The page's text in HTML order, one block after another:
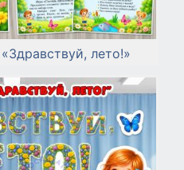
лето!»